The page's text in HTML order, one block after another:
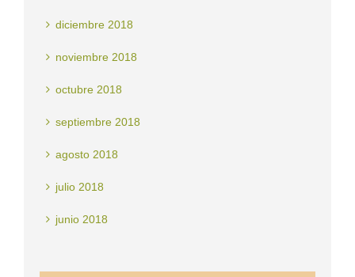
diciembre 2018
noviembre 2018
octubre 2018
septiembre 2018
agosto 2018
julio 2018
junio 2018